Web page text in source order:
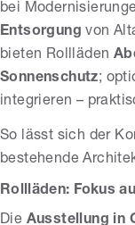
bei
Entsorgung von
bieten Rollläden
Sonnenschutz;
integrieren –
So lässt sich der
bestehende
Rollläden: Fokus
Die Ausstellung in